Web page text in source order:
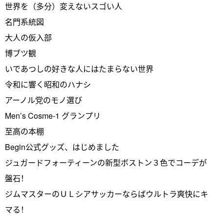
世界を（多分）変えないスゴい人
名門系統図
大人の仮入部
博ブツ観
いであつしの好きな人にはたまらない世界
令和に響く昭和のハナシ
アーノル党のモノ選び
Men’s Cosme-1 グランプリ
至高の本棚
Begin公式グッズ、はじめました
ジュガードフォーティーンの新型ボストン３色でコーデが
盤石！
ジムマスターのＵＬシアサッカーならばウルトラ爽快にキ
マる！